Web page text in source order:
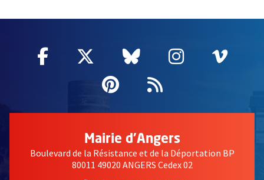
Facebook
, Ouvre une nouvelle fenêtre
Twitter
, Ouvre une nouvelle
Bluesky
, Ouvre une
Instagram
, Ouvre
,
Pinterest
, Ouvre une
Flux RSS
Mairie d'Angers
Boulevard de la Résistance et de la Déportation BP
80011 49020 ANGERS Cedex 02